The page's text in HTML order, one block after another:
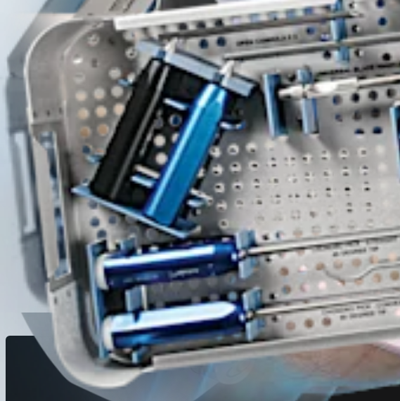
Schulter
Knotless SutureTak® -Anker Technik – Posterior
Operationsverfahren